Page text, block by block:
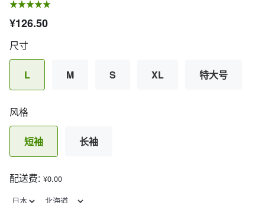
¥126.50
尺寸
L M S XL 特大号
风格
短袖 长袖
配送费: ¥0.00